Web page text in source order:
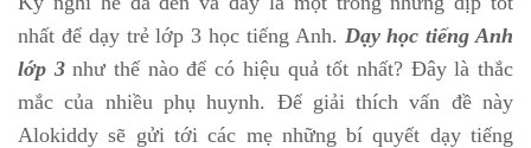
nhất để dạy trẻ lớp 3 học tiếng Anh. Dạy học tiếng Anh
lớp 3như thế nào để có hiệu quả tốt nhất? Đây là thắc
mắc của nhiều phụ huynh. Để giải thích vấn đề này
Alokiddy sẽ gửi tới các mẹ những bí quyết dạy tiếng